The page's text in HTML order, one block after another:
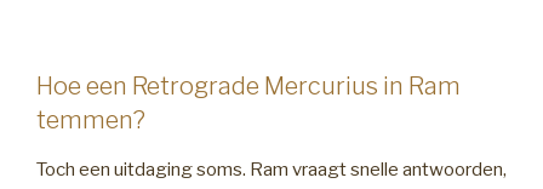
Hoe een Retrograde Mercurius in Ram
temmen?
Toch een uitdaging soms. Ram vraagt snelle antwoorden,